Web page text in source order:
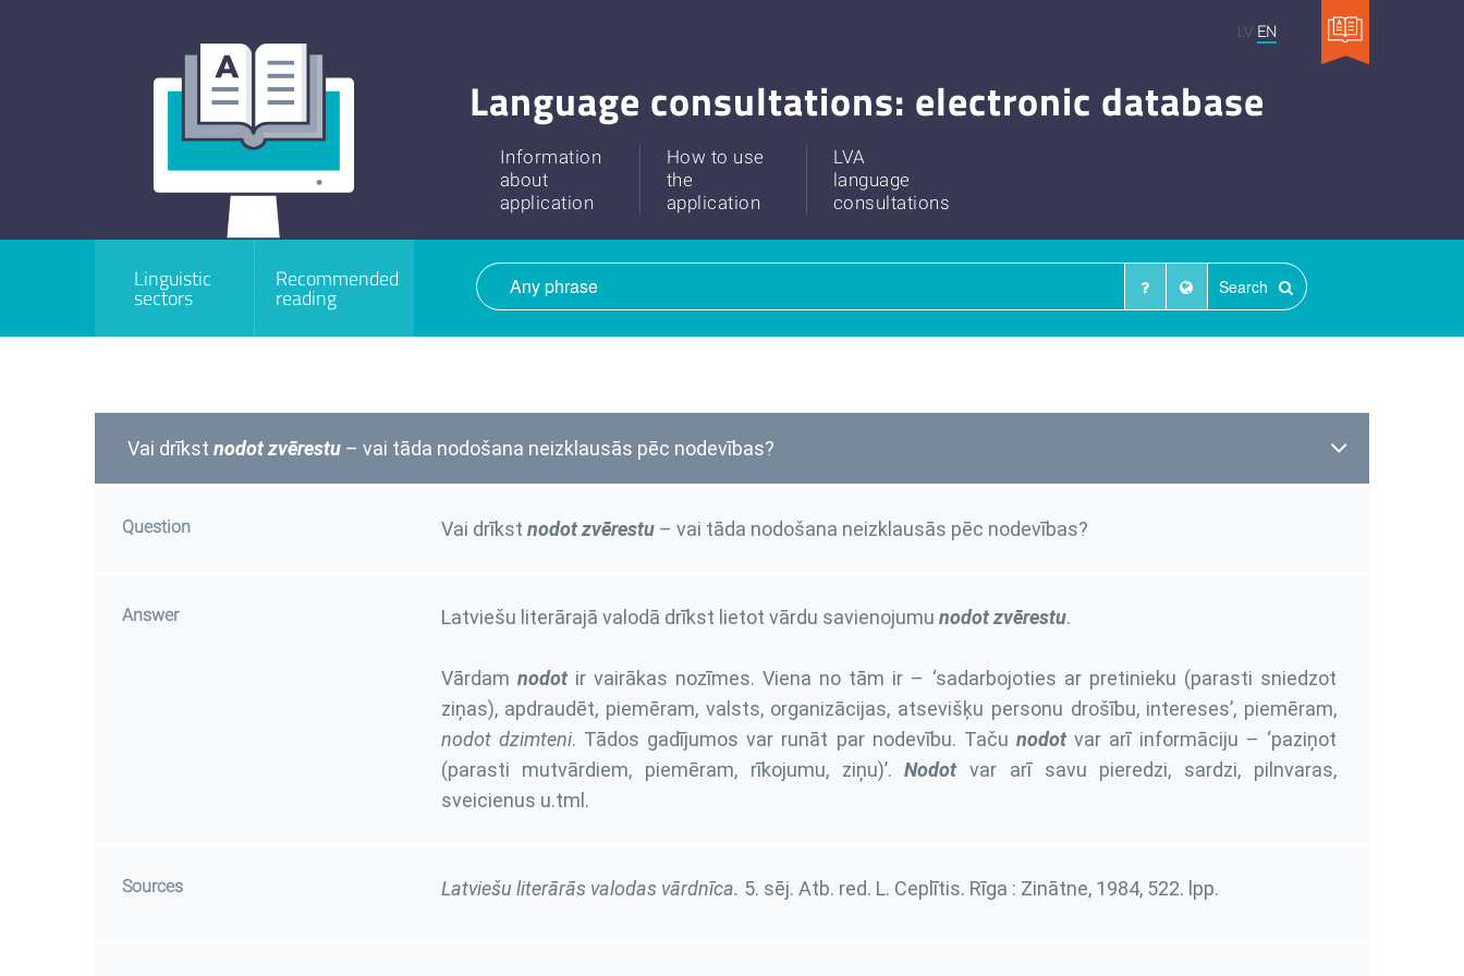
LV EN
Language consultations: electronic database
Information
about
application
How to use
the
application
LVA
language
consultations
Linguistic
sectors
Recommended
reading Search
Vai drīkst nodot zvērestu – vai tāda nodošana neizklausās pēc nodevības?
Question Vai drīkst nodot zvērestu– vai tāda nodošana neizklausās pēc nodevības?
Answer Latviešu literārajā valodā drīkst lietot vārdu savienojumu nodot zvērestu.
Vārdam nodotir vairākas nozīmes. Viena no tām ir – ‘sadarbojoties ar pretinieku (parasti sniedzot
ziņas), apdraudēt, piemēram, valsts, organizācijas, atsevišķu personu drošību, intereses’, piemēram,
nodot dzimteni. Tādos gadījumos var runāt par nodevību. Tačunodot var arī informāciju – ‘paziņot
(parasti mutvārdiem, piemēram, rīkojumu, ziņu)’.Nodot var arī savu pieredzi, sardzi, pilnvaras,
sveicienus u.tml.
Sources Latviešu literārās valodas vārdnīca. 5. sēj. Atb. red. L. Ceplītis. Rīga : Zinātne, 1984, 522. lpp.